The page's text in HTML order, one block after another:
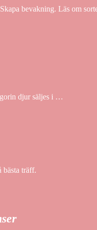
bevakning. Läs om
djur säljes i …
bästa träff.